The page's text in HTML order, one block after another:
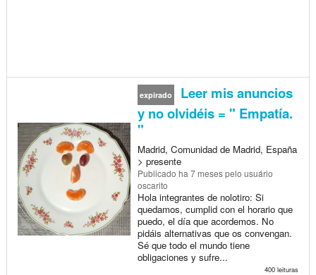
expirado
Leer mis anuncios
y no olvidéis = " Empatía.
"
Madrid, Comunidad de Madrid, España
> presente
Publicado ha 7 mesespelo usuário
oscarito
Hola integrantes de nolotiro: Si
quedamos, cumplid con el horario que
puedo, el día que acordemos. No
pidáis alternativas que os convengan.
Sé que todo el mundo tiene
obligaciones y sufre...
400 leituras